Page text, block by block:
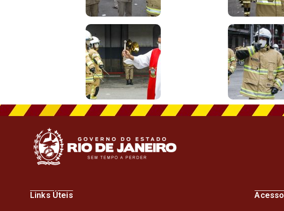
Links Úteis Acesso